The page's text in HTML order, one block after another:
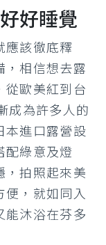
好睡覺
應該徹底釋
，相信想去露
從歐美紅到台
成為許多人的
本進口露營設
配綠意及燈
，拍照起來美
便，就如同入
能沐浴在芬多